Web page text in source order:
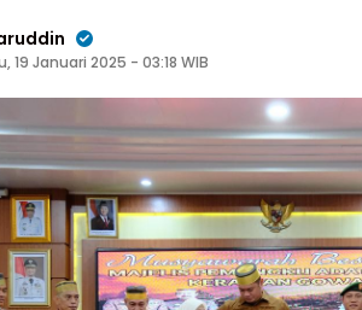
19 Januari 2025 - 03:18 WIB